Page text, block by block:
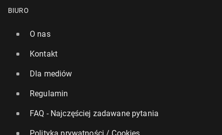
BIURO
O nas
Kontakt
Dla mediów
Regulamin
FAQ - Najczęściej zadawane pytania